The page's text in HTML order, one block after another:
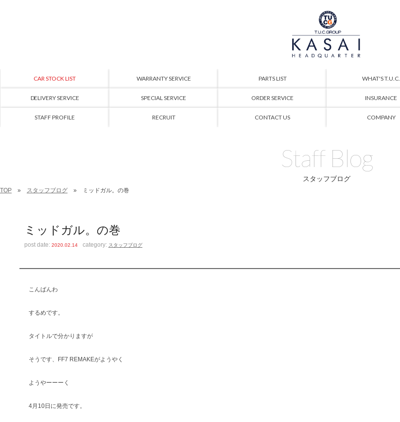
CAR STOCK LIST WARRANTY SERVICE PARTS LIST WHAT'S T.U.C.
DELIVERY SERVICE SPECIAL SERVICE ORDER SERVICE INSURANCE
STAFF PROFILE RECRUIT CONTACT US COMPANY
Staff Blog
スタッフブログ
TOP スタッフブログ ミッドガル。の巻
ミッドガル。の巻
post date:2020.02.14 category: スタッフブログ
こんばんわ
するめです。
タイトルで分かりますが
そうです、FF7 REMAKEがようやく
ようやーーーく
4月10日に発売です。